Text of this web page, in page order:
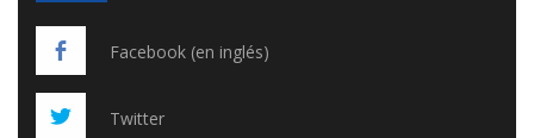
Facebook (en inglés)
Twitter